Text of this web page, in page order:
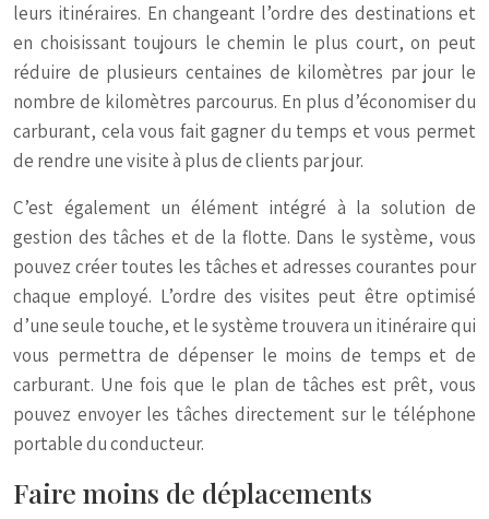
leurs itinéraires. En changeant l’ordre des destinations et
en choisissant toujours le chemin le plus court, on peut
réduire de plusieurs centaines de kilomètres par jour le
nombre de kilomètres parcourus. En plus d’économiser du
carburant, cela vous fait gagner du temps et vous permet
de rendre une visite à plus de clients par jour.
C’est également un élément intégré à la solution de
gestion des tâches et de la flotte. Dans le système, vous
pouvez créer toutes les tâches et adresses courantes pour
chaque employé. L’ordre des visites peut être optimisé
d’une seule touche, et le système trouvera un itinéraire qui
vous permettra de dépenser le moins de temps et de
carburant. Une fois que le plan de tâches est prêt, vous
pouvez envoyer les tâches directement sur le téléphone
portable du conducteur.
Faire moins de déplacements